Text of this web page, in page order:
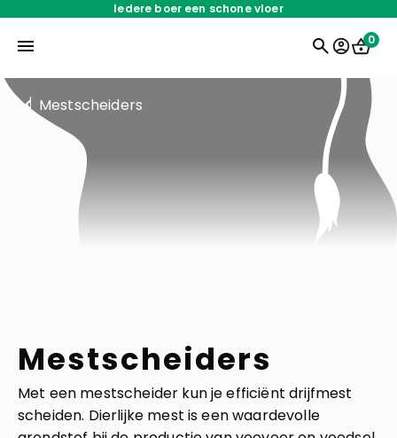
Iedere boer een schone vloer
Home
Onderdelen
Oplossingen
Werken bij
0
Mestscheiders
Mestscheiders
Met een mestscheider kun je efficiënt drijfmest
scheiden. Dierlijke mest is een waardevolle